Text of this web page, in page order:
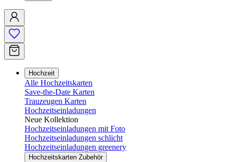
Hochzeit
Alle Hochzeitskarten
Save-the-Date Karten
Trauzeugen Karten
Hochzeitseinladungen
Neue Kollektion
Hochzeitseinladungen mit Foto
Hochzeitseinladungen schlicht
Hochzeitseinladungen greenery
Hochzeitskarten Zubehör